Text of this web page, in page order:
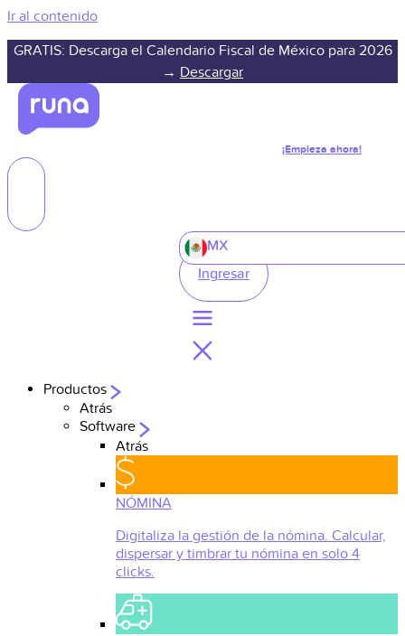
Ir al contenido
GRATIS: Descarga el Calendario Fiscal de México para 2026
→ Descargar
¡Empieza ahora!
MX
Ingresar
Productos
Atrás
Software
Atrás
NÓMINA
Digitaliza la gestión de la nómina. Calcular,
dispersar y timbrar tu nómina en solo 4
clicks.